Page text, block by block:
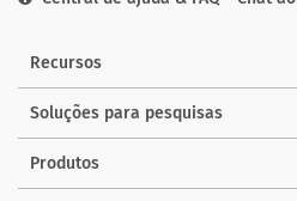
Recursos
Soluções para pesquisas
Produtos